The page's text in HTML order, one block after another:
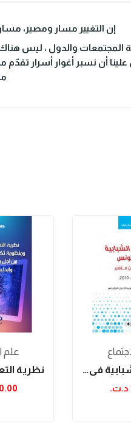
إن التغيير مسار ومصير،
المجتمعات والدول ، ليس
أن نسبر أغوار أسرار
علم
30.00
المسألة الشبابية في تونس في زمن متغير...